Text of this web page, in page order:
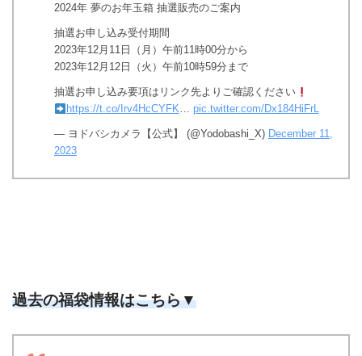
2024年 夢のお年玉箱 抽選販売のご案内
抽選お申し込み受付期間
2023年12月11日（月）午前11時00分から
2023年12月12日（火）午前10時59分まで
抽選お申し込み要項はリンク先よりご確認ください
https://t.co/Irv4HcCYFK… pic.twitter.com/Dx184HiFrL
— ヨドバシカメラ【公式】 (@Yodobashi_X) December 11,
2023
過去の福袋情報はこちら▼